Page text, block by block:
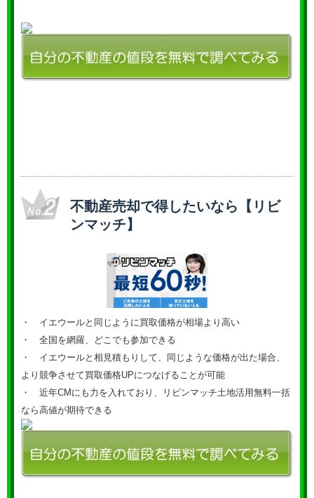
不動産売却で得したいなら【リビ
ンマッチ】
・ イエウールと同じように買取価格が相場より高い
・ 全国を網羅、どこでも参加できる
・ イエウールと相見積もりして、同じような価格が出た場合、
より競争させて買取価格UPにつなげることが可能
・ 近年CMにも力を入れており、リビンマッチ土地活用無料一括
なら高値が期待できる